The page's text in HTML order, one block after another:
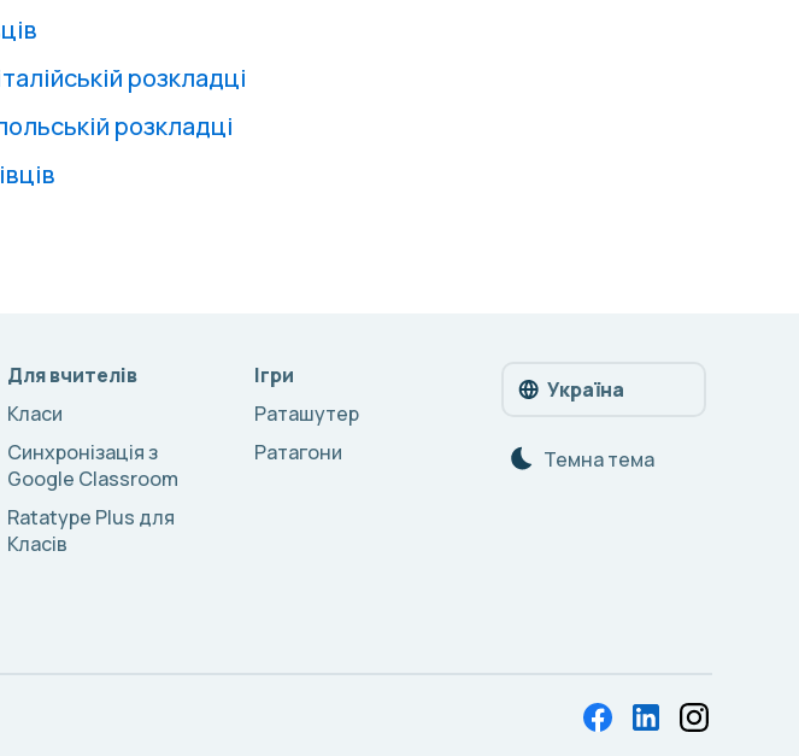
розкладці
розкладці
Для вчителів
Класи
Синхронізація з
Google Classroom
Ratatype Plus для
Класів
Ігри
Раташутер
Ратагони
Україна
Темна тема